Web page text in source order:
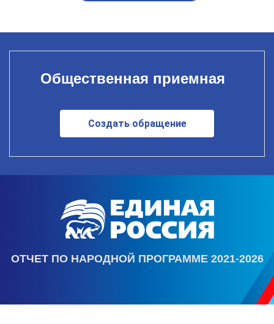
Общественная приемная
Создать обращение
ОТЧЕТ ПО НАРОДНОЙ ПРОГРАММЕ 2021-2026